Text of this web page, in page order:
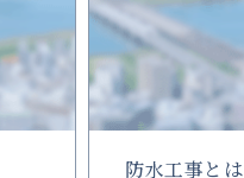
防水工事とは